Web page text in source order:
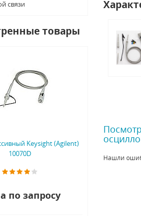
связи
товары
Keysight (Agilent)
10070D
по запросу
Нашли